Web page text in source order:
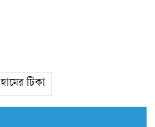
হামের টিকা